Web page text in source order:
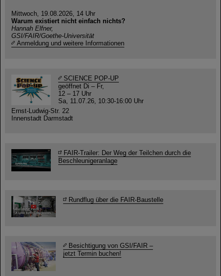
Mittwoch, 19.08.2026, 14 Uhr
Warum existiert nicht einfach nichts?
Hannah Elfner,
GSI/FAIR/Goethe-Universität
Anmeldung und weitere Informationen
SCIENCE POP-UP
geöffnet Di – Fr,
12 – 17 Uhr
Sa, 11.07.26, 10:30-16:00 Uhr
Ernst-Ludwig-Str. 22
Innenstadt Darmstadt
FAIR-Trailer: Der Weg der Teilchen durch die
Beschleunigeranlage
Rundflug über die FAIR-Baustelle
Besichtigung von GSI/FAIR –
jetzt Termin buchen!